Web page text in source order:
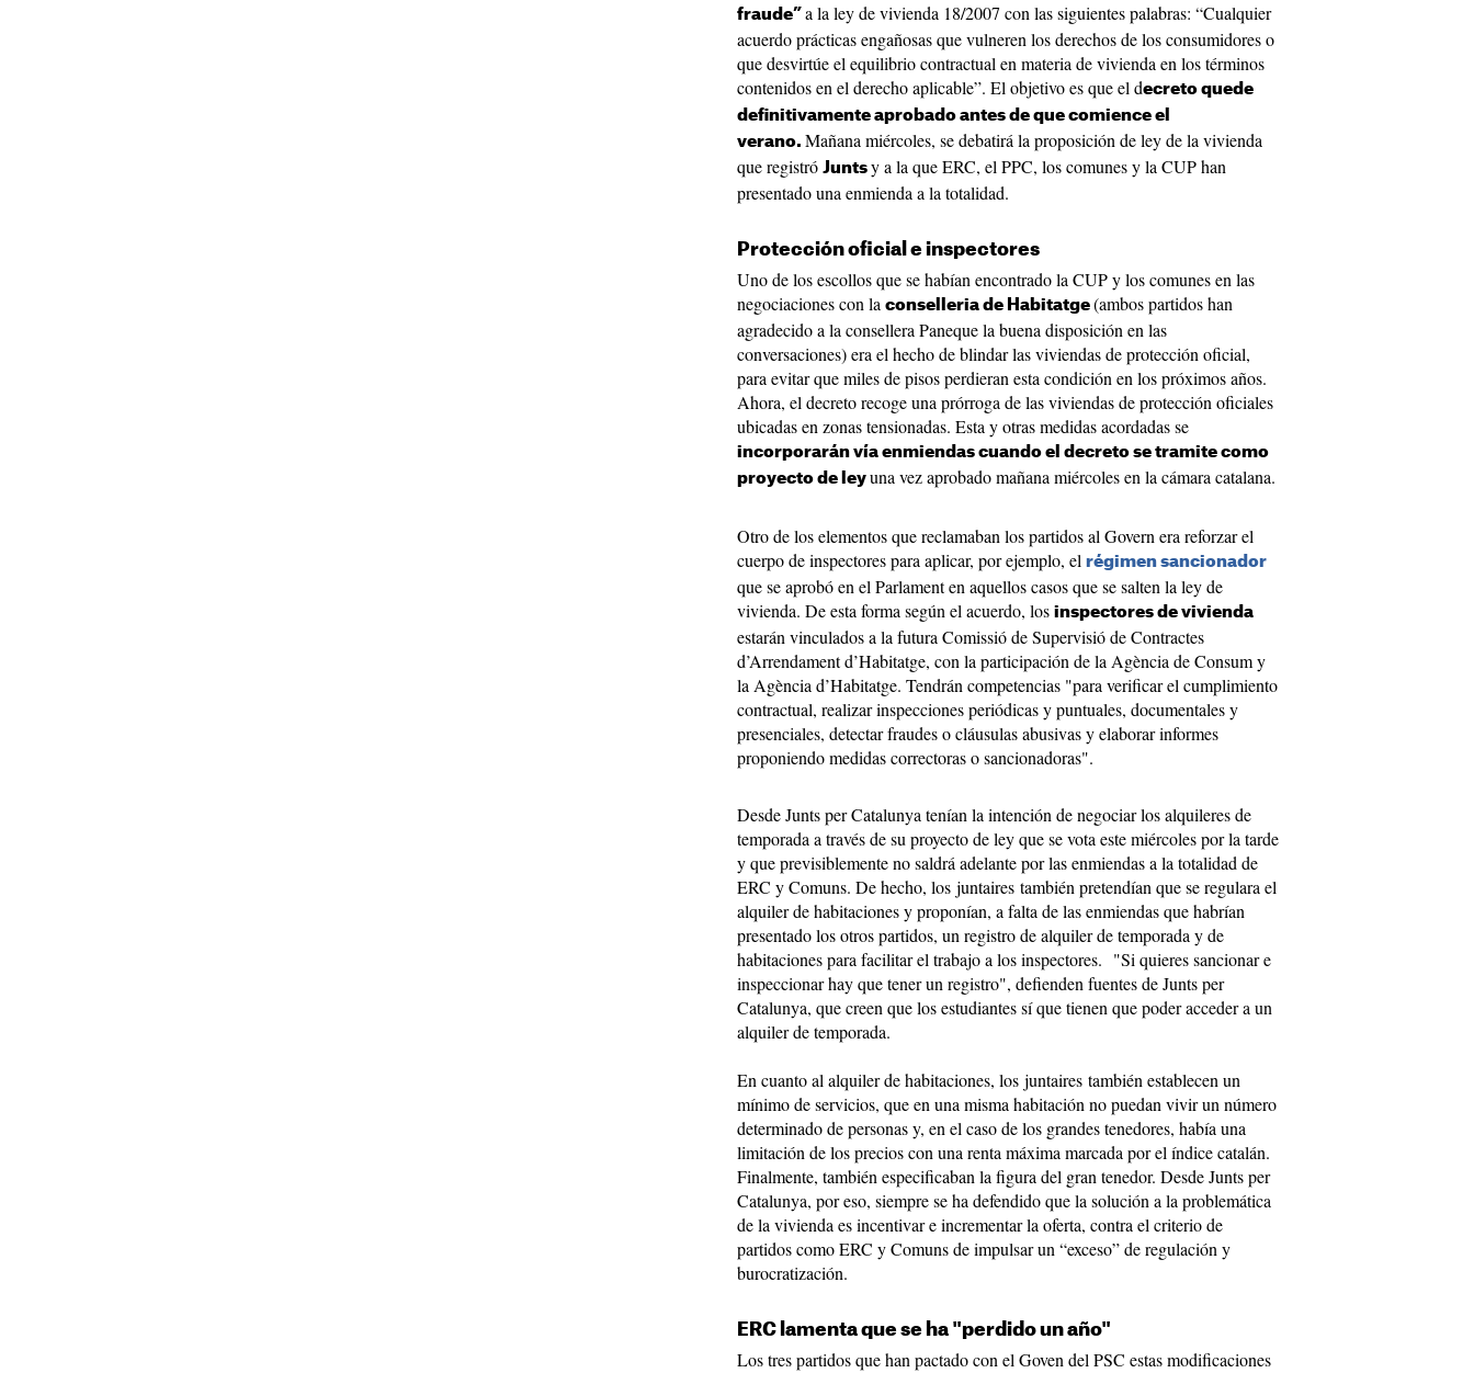
fraude” a la ley de vivienda 18/2007 con las siguientes palabras: “Cualquier
acuerdo prácticas engañosas que vulneren los derechos de los consumidores o
que desvirtúe el equilibrio contractual en materia de vivienda en los términos
contenidos en el derecho aplicable”. El objetivo es que el decreto quede
definitivamente aprobado antes de que comience el
verano. Mañana miércoles, se debatirá la proposición de ley de la vivienda
que registró Junts y a la que ERC, el PPC, los comunes y la CUP han
presentado una enmienda a la totalidad.
Protección oficial e inspectores
Uno de los escollos que se habían encontrado la CUP y los comunes en las
negociaciones con la conselleria de Habitatge (ambos partidos han
agradecido a la consellera Paneque la buena disposición en las
conversaciones) era el hecho de blindar las viviendas de protección oficial,
para evitar que miles de pisos perdieran esta condición en los próximos años.
Ahora, el decreto recoge una prórroga de las viviendas de protección oficiales
ubicadas en zonas tensionadas. Esta y otras medidas acordadas se
incorporarán vía enmiendas cuando el decreto se tramite como
proyecto de ley una vez aprobado mañana miércoles en la cámara catalana.
Otro de los elementos que reclamaban los partidos al Govern era reforzar el
cuerpo de inspectores para aplicar, por ejemplo, el régimen sancionador
que se aprobó en el Parlament en aquellos casos que se salten la ley de
vivienda. De esta forma según el acuerdo, los inspectores de vivienda
estarán vinculados a la futura Comissió de Supervisió de Contractes
d’Arrendament d’Habitatge, con la participación de la Agència de Consum y
la Agència d’Habitatge. Tendrán competencias "para verificar el cumplimiento
contractual, realizar inspecciones periódicas y puntuales, documentales y
presenciales, detectar fraudes o cláusulas abusivas y elaborar informes
proponiendo medidas correctoras o sancionadoras".
Desde Junts per Catalunya tenían la intención de negociar los alquileres de
temporada a través de su proyecto de ley que se vota este miércoles por la tarde
y que previsiblemente no saldrá adelante por las enmiendas a la totalidad de
ERC y Comuns. De hecho, los juntaires también pretendían que se regulara el
alquiler de habitaciones y proponían, a falta de las enmiendas que habrían
presentado los otros partidos, un registro de alquiler de temporada y de
habitaciones para facilitar el trabajo a los inspectores. "Si quieres sancionar e
inspeccionar hay que tener un registro", defienden fuentes de Junts per
Catalunya, que creen que los estudiantes sí que tienen que poder acceder a un
alquiler de temporada.
En cuanto al alquiler de habitaciones, los juntaires también establecen un
mínimo de servicios, que en una misma habitación no puedan vivir un número
determinado de personas y, en el caso de los grandes tenedores, había una
limitación de los precios con una renta máxima marcada por el índice catalán.
Finalmente, también especificaban la figura del gran tenedor. Desde Junts per
Catalunya, por eso, siempre se ha defendido que la solución a la problemática
de la vivienda es incentivar e incrementar la oferta, contra el criterio de
partidos como ERC y Comuns de impulsar un “exceso” de regulación y
burocratización.
ERC lamenta que se ha "perdido un año"
Los tres partidos que han pactado con el Goven del PSC estas modificaciones